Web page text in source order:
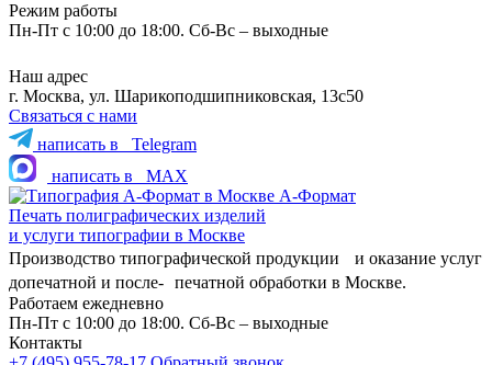
Режим работы
Пн-Пт с 10:00 до 18:00. Сб-Вс – выходные
Наш адрес
г. Москва, ул. Шарикоподшипниковская, 13с50
Связаться с нами
написать в
Telegram
написать в
MAX
А-Формат
Печать полиграфических изделий
и услуги типографии в Москве
Производство типографической продукции и оказание услуг
допечатной и после- печатной обработки в Москве.
Работаем ежедневно
Пн-Пт с 10:00 до 18:00. Сб-Вс – выходные
Контакты